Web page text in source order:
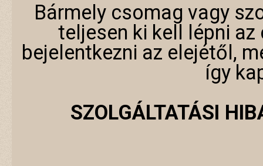
Bármely csomag vagy
teljesen ki kell lépni
bejelentkezni az elejétől,
így
SZOLGÁLTATÁSI